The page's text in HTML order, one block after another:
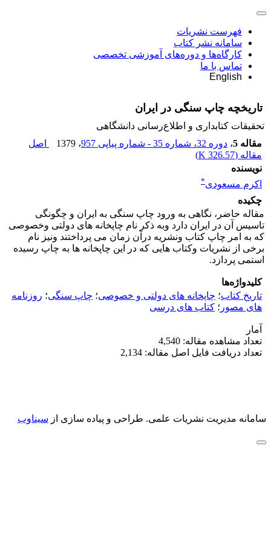
فهرست نشریات
سامانه نشر کتاب
کارگاه‌ها و دوره‌های آموزشی تخصصی
تماس با ما
English
تاریخچه چاپ سنگی در ایران
تحقیقات کتابداری و اطلاع‌رسانی دانشگاهی
مقاله 5
، دوره 32، شماره 35 - شماره پیاپی 957 ، 1379
اصل
مقاله (326.57 K
)
نویسنده
اکرم مسعودی*
چکیده
مقاله حاضر، نگاهی به ورود چاپ سنگی به ایران و چگونگی
تاسیس آن در ایران دارد وبه ذکر نام چاپخانه های دولتی وخصوصی
که به امر چاپ کتاب ونشریه درآن زمان می پرداختند ونیز نام
برخی از نشریات وکتاب هایی که در این چاپخانه ها به چاپ رسیده
استمی پردازد.
کلیدواژه‌ها
تاریخ کتاب؛ چاپخانه های دولتی و خصوصی؛ چاپ سنگی؛ روزنامه
های مصور ؛ کتاب های درسی
آمار
تعداد مشاهده مقاله: 4,540
تعداد دریافت فایل اصل مقاله: 2,134
سامانه مدیریت نشریات علمی. طراحی و پیاده سازی از سیناوب